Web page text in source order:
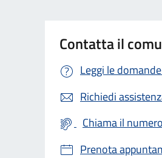
Contatta il
Leggi le
Richiedi
Chiama il
Prenota